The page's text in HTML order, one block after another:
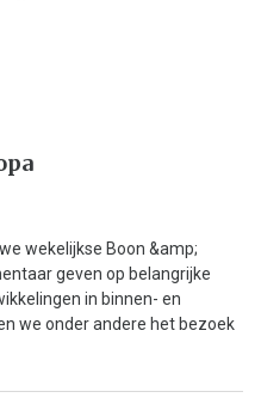
wekelijkse Boon &amp;
geven op belangrijke
in binnen- en
we onder andere het bezoek